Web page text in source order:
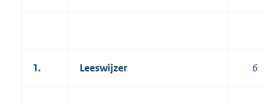
1. Leeswijzer 6